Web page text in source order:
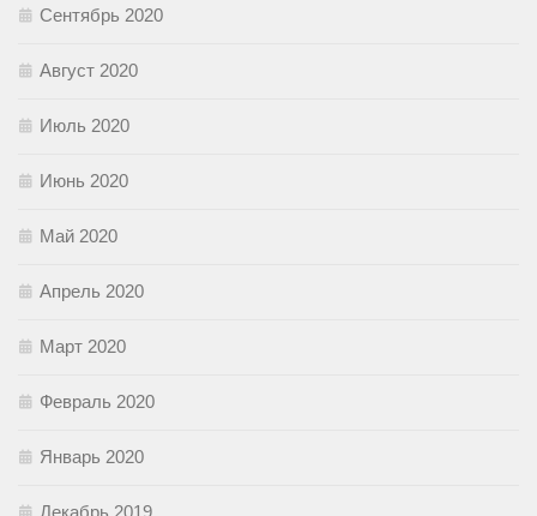
Сентябрь 2020
Август 2020
Июль 2020
Июнь 2020
Май 2020
Апрель 2020
Март 2020
Февраль 2020
Январь 2020
Декабрь 2019